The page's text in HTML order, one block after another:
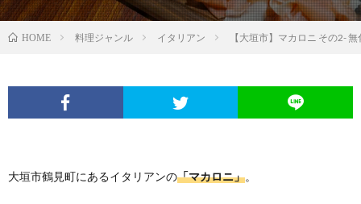
HOME 料理ジャンル イタリアン 【大垣市】マカロニ その2-
大垣市鶴見町にあるイタリアンの「マカロニ」。